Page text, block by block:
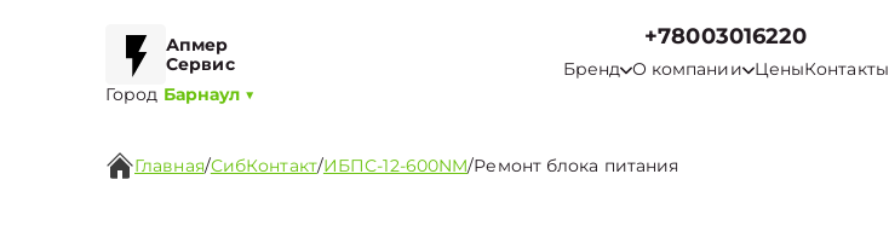
Апмер
Сервис
Город Барнаул ▼
+78003016220
Бренд О компании ЦеныКонтакты
Главная/СибКонтакт/ИБПС-12-600NM/Ремонт блока питания